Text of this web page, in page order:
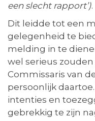
een slecht rapport’).
Dit leidde tot een
gelegenheid te
melding in te
wel serieus
Commissaris van
persoonlijk
intenties en
gebrekkig te zijn